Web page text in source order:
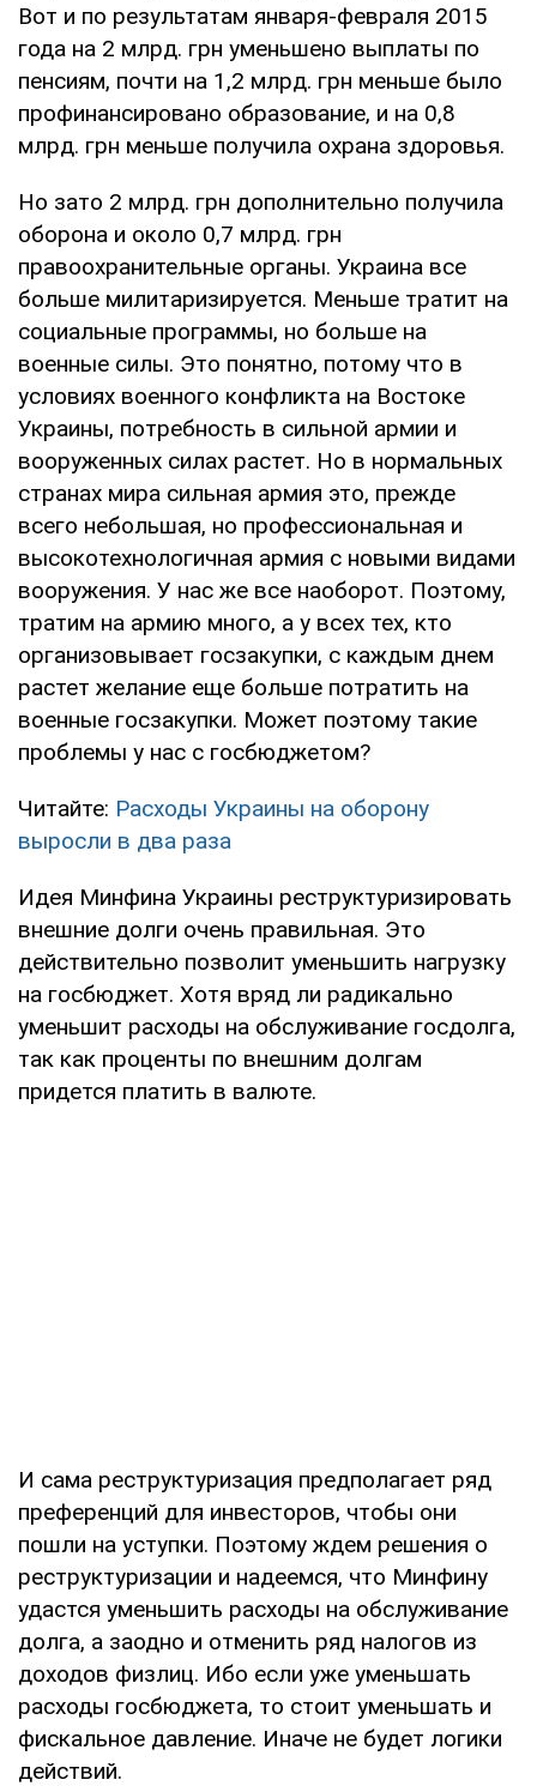
Вот и по результатам января-февраля 2015
года на 2 млрд. грн уменьшено выплаты по
пенсиям, почти на 1,2 млрд. грн меньше было
профинансировано образование, и на 0,8
млрд. грн меньше получила охрана здоровья.
Но зато 2 млрд. грн дополнительно получила
оборона и около 0,7 млрд. грн
правоохранительные органы. Украина все
больше милитаризируется. Меньше тратит на
социальные программы, но больше на
военные силы. Это понятно, потому что в
условиях военного конфликта на Востоке
Украины, потребность в сильной армии и
вооруженных силах растет. Но в нормальных
странах мира сильная армия это, прежде
всего небольшая, но профессиональная и
высокотехнологичная армия с новыми видами
вооружения. У нас же все наоборот. Поэтому,
тратим на армию много, а у всех тех, кто
организовывает госзакупки, с каждым днем
растет желание еще больше потратить на
военные госзакупки. Может поэтому такие
проблемы у нас с госбюджетом?
Читайте: Расходы Украины на оборону
выросли в два раза
Идея Минфина Украины реструктуризировать
внешние долги очень правильная. Это
действительно позволит уменьшить нагрузку
на госбюджет. Хотя вряд ли радикально
уменьшит расходы на обслуживание госдолга,
так как проценты по внешним долгам
придется платить в валюте.
И сама реструктуризация предполагает ряд
преференций для инвесторов, чтобы они
пошли на уступки. Поэтому ждем решения о
реструктуризации и надеемся, что Минфину
удастся уменьшить расходы на обслуживание
долга, а заодно и отменить ряд налогов из
доходов физлиц. Ибо если уже уменьшать
расходы госбюджета, то стоит уменьшать и
фискальное давление. Иначе не будет логики
действий.